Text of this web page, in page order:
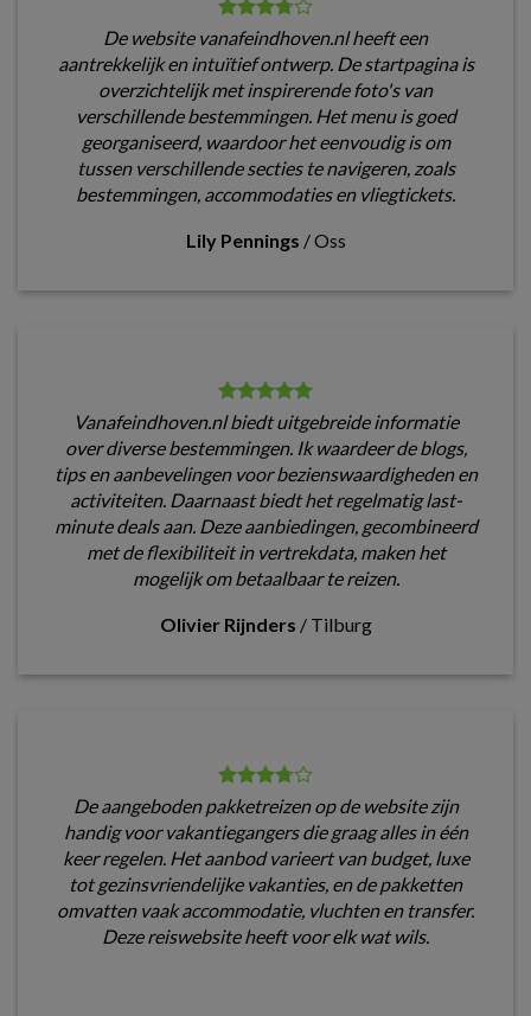
De website vanafeindhoven.nl heeft een
aantrekkelijk en intuïtief ontwerp. De startpagina is
overzichtelijk met inspirerende foto's van
verschillende bestemmingen. Het menu is goed
georganiseerd, waardoor het eenvoudig is om
tussen verschillende secties te navigeren, zoals
bestemmingen, accommodaties en vliegtickets.
Lily Pennings /Oss
Vanafeindhoven.nl biedt uitgebreide informatie
over diverse bestemmingen. Ik waardeer de blogs,
tips en aanbevelingen voor bezienswaardigheden en
activiteiten. Daarnaast biedt het regelmatig last-
minute deals aan. Deze aanbiedingen, gecombineerd
met de flexibiliteit in vertrekdata, maken het
mogelijk om betaalbaar te reizen.
Olivier Rijnders / Tilburg
De aangeboden pakketreizen op de website zijn
handig voor vakantiegangers die graag alles in één
keer regelen. Het aanbod varieert van budget, luxe
tot gezinsvriendelijke vakanties, en de pakketten
omvatten vaak accommodatie, vluchten en transfer.
Deze reiswebsite heeft voor elk wat wils.